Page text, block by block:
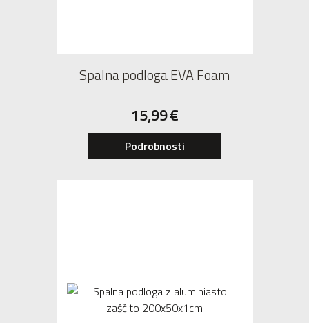
Spalna podloga EVA Foam
15,99€
Podrobnosti